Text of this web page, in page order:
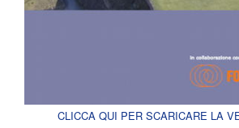
CLICCA QUI PER SCARICARE LA